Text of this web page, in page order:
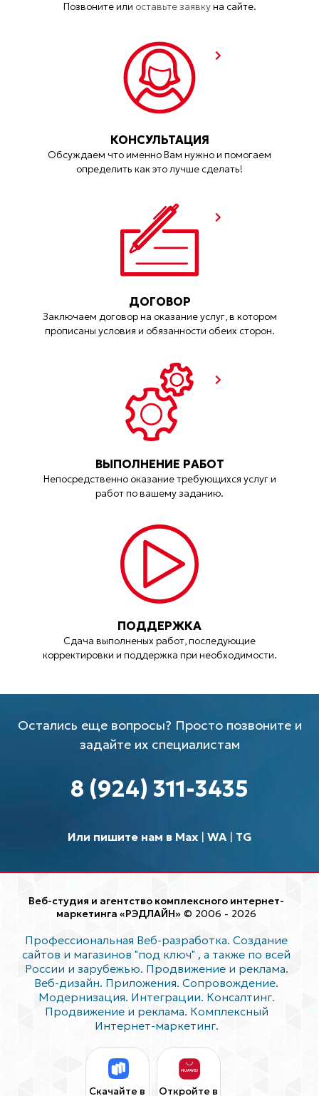
Позвоните или оставьте заявкуна сайте.
КОНСУЛЬТАЦИЯ
Обсуждаем что именно Вам нужно и помогаем
определить как это лучше сделать!
ДОГОВОР
Заключаем договор на оказание услуг, в котором
прописаны условия и обязанности обеих сторон.
ВЫПОЛНЕНИЕ РАБОТ
Непосредственно оказание требующихся услуг и
работ по вашему заданию.
ПОДДЕРЖКА
Сдача выполненых работ, последующие
корректировки и поддержка при необходимости.
Остались еще вопросы? Просто позвоните и
задайте их специалистам
8 (924) 311-3435
Или пишите нам в Max| WA| TG
Веб-студия и агентство комплексного интернет-
маркетинга «РЭДЛАЙН» © 2006 - 2026
Профессиональная Веб-разработка. Создание
сайтов и магазинов "под ключ" , а также по всей
России и зарубежью. Продвижение и реклама.
Веб-дизайн. Приложения. Сопровождение.
Модернизация. Интеграции. Консалтинг.
Продвижение и реклама. Комплексный
Интернет-маркетинг.
Скачайте в Откройте в